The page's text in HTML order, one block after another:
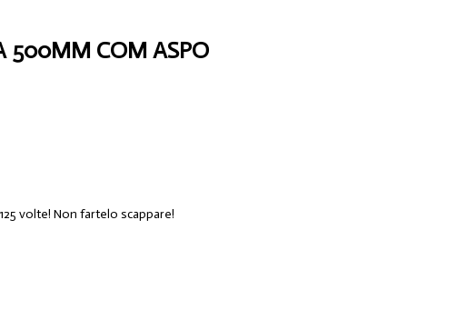
500MM COM ASPO
volte! Non fartelo scappare!